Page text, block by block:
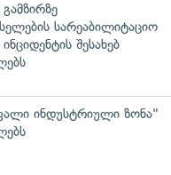
სარეაბილიტაციო
შესახებ
ინდუსტრიული ზონა"